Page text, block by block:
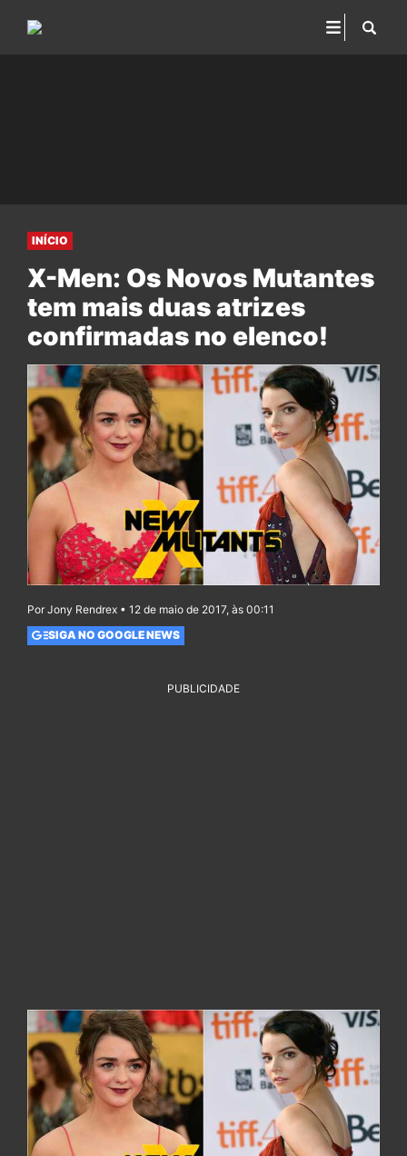
INÍCIO
X-Men: Os Novos Mutantes
tem mais duas atrizes
confirmadas no elenco!
Por Jony Rendrex • 12 de maio de 2017, às 00:11
SIGA NO GOOGLE NEWS
PUBLICIDADE